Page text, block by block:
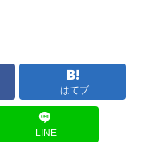
はてブ
LINE